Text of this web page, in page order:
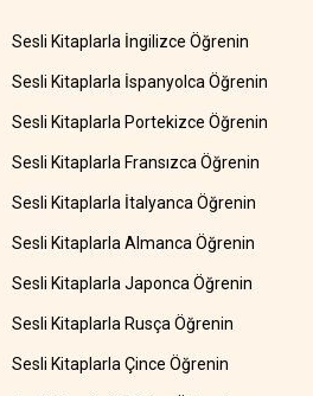
Sesli Kitaplarla İngilizce Öğrenin
Sesli Kitaplarla İspanyolca Öğrenin
Sesli Kitaplarla Portekizce Öğrenin
Sesli Kitaplarla Fransızca Öğrenin
Sesli Kitaplarla İtalyanca Öğrenin
Sesli Kitaplarla Almanca Öğrenin
Sesli Kitaplarla Japonca Öğrenin
Sesli Kitaplarla Rusça Öğrenin
Sesli Kitaplarla Çince Öğrenin